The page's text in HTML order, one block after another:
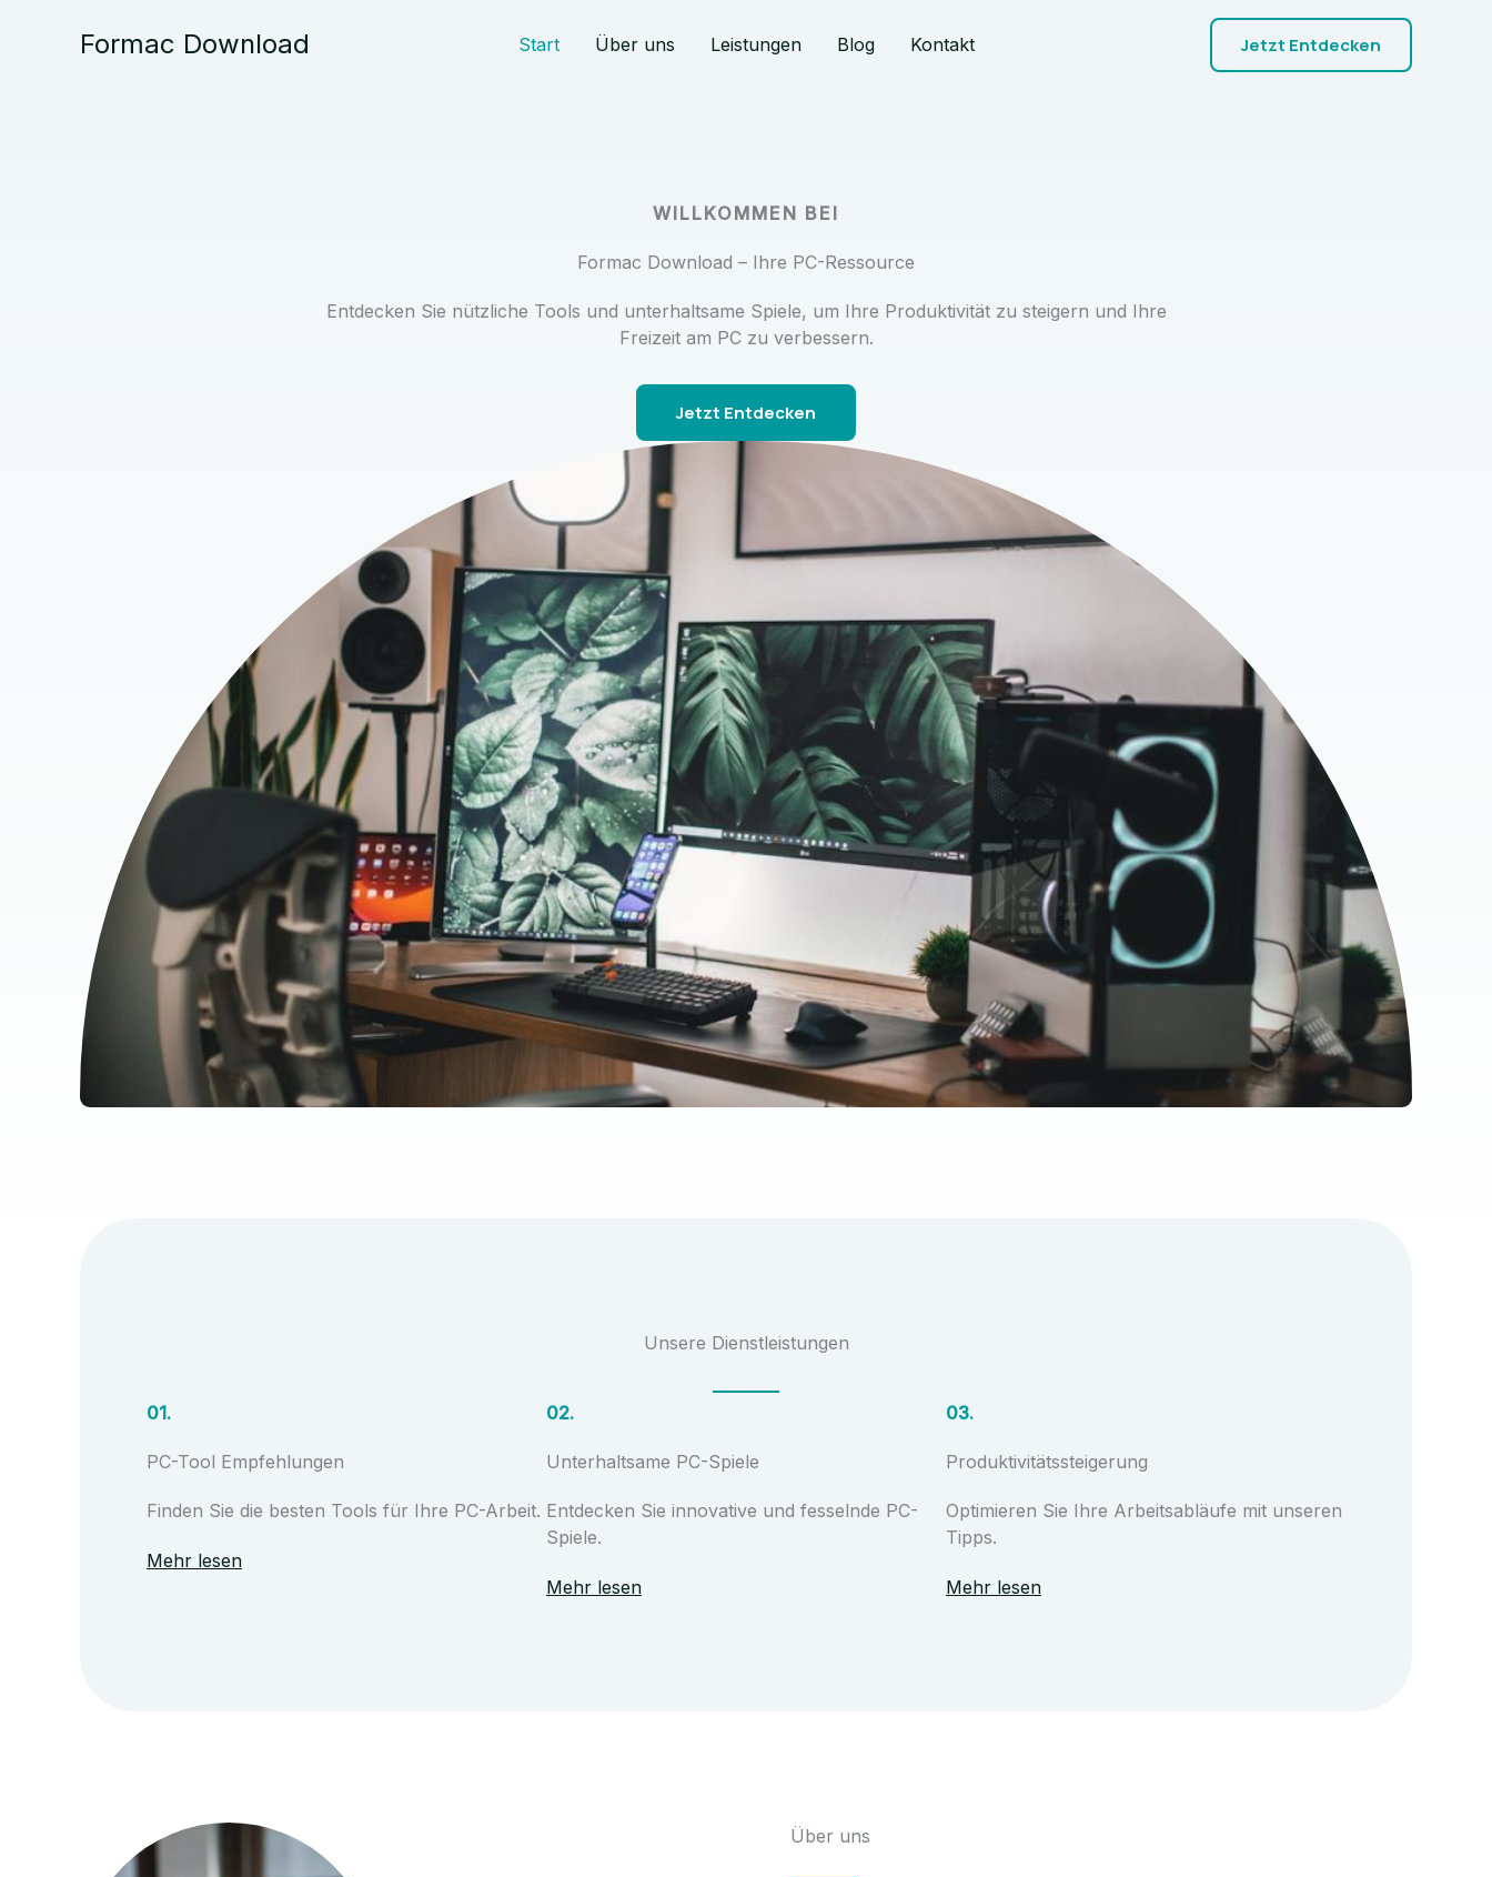
Formac Download Start Über uns Leistungen Blog Kontakt Jetzt Entdecken
WILLKOMMEN BEI
Formac Download – Ihre PC-Ressource
Entdecken Sie nützliche Tools und unterhaltsame Spiele, um Ihre Produktivität zu steigern und Ihre
Freizeit am PC zu verbessern.
Jetzt Entdecken
Unsere Dienstleistungen
01.
PC-Tool Empfehlungen
Finden Sie die besten Tools für Ihre PC-Arbeit.
Mehr lesen
02.
Unterhaltsame PC-Spiele
Entdecken Sie innovative und fesselnde PC-
Spiele.
Mehr lesen
03.
Produktivitätssteigerung
Optimieren Sie Ihre Arbeitsabläufe mit unseren
Tipps.
Mehr lesen
Über uns